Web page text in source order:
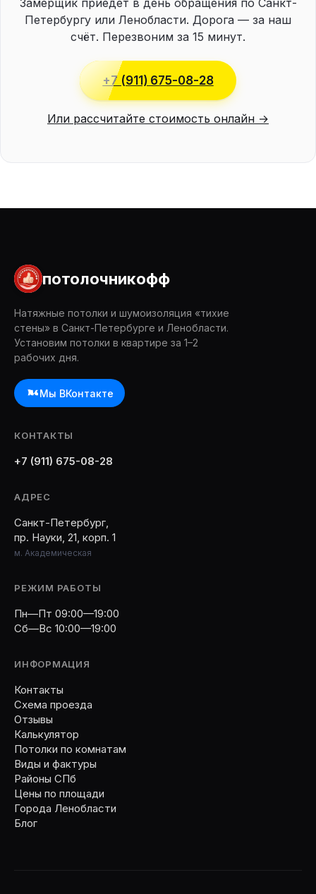
Замерщик приедет в день обращения по Санкт-
Петербургу или Ленобласти. Дорога — за наш
счёт. Перезвоним за 15 минут.
+7 (911) 675-08-28
Или рассчитайте стоимость онлайн →
потолочникофф
Натяжные потолки и шумоизоляция «тихие
стены» в Санкт-Петербурге и Ленобласти.
Установим потолки в квартире за 1–2
рабочих дня.
Мы ВКонтакте
КОНТАКТЫ
+7 (911) 675-08-28
АДРЕС
Санкт-Петербург,
пр. Науки, 21, корп. 1
м. Академическая
РЕЖИМ РАБОТЫ
Пн—Пт 09:00—19:00
Сб—Вс 10:00—19:00
ИНФОРМАЦИЯ
Контакты
Схема проезда
Отзывы
Калькулятор
Потолки по комнатам
Виды и фактуры
Районы СПб
Цены по площади
Города Ленобласти
Блог